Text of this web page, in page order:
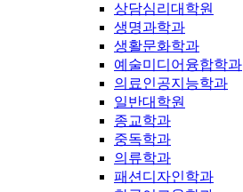
상담심리대학원
생명과학과
생활문화학과
예술미디어융합학과
의료인공지능학과
일반대학원
종교학과
중독학과
의류학과
패션디자인학과